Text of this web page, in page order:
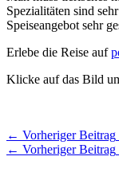
Spezialitäten sind
Speiseangebot sehr
Erlebe die Reise auf
Klicke auf das Bild
← Vorheriger Beitrag
← Vorheriger Beitrag